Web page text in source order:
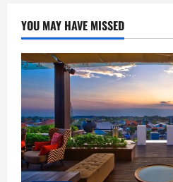
YOU MAY HAVE MISSED